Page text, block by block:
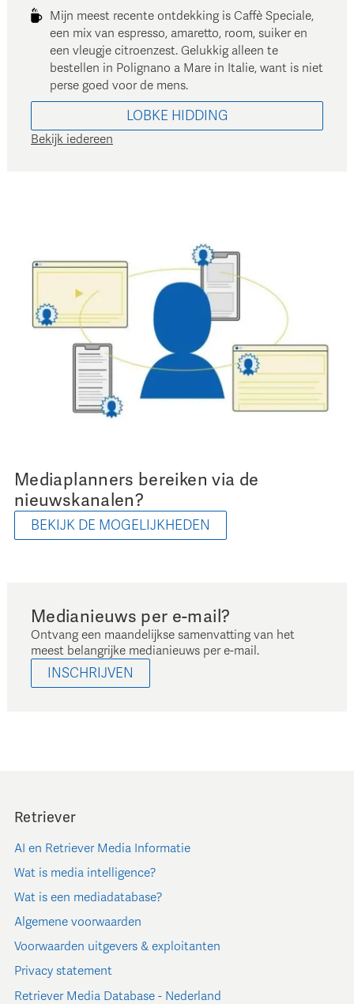
Mijn meest recente ontdekking is Caffè Speciale,
een mix van espresso, amaretto, room, suiker en
een vleugje citroenzest. Gelukkig alleen te
bestellen in Polignano a Mare in Italie, want is niet
perse goed voor de mens.
LOBKE HIDDING
Bekijk iedereen
Mediaplanners bereiken via de
nieuwskanalen?
BEKIJK DE MOGELIJKHEDEN
Medianieuws per e-mail?
Ontvang een maandelijkse samenvatting van het
meest belangrijke medianieuws per e-mail.
INSCHRIJVEN
Retriever
AI en Retriever Media Informatie
Wat is media intelligence?
Wat is een mediadatabase?
Algemene voorwaarden
Voorwaarden uitgevers & exploitanten
Privacy statement
Retriever Media Database - Nederland